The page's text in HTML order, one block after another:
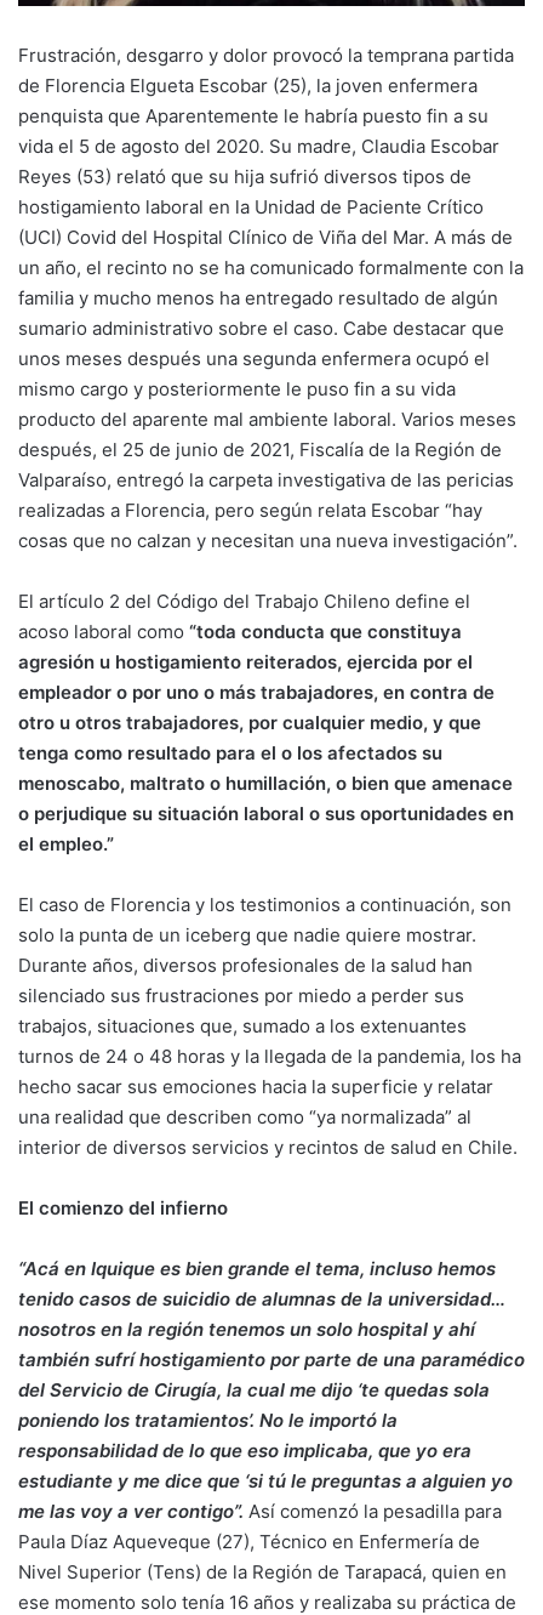
Frustración, desgarro y dolor provocó la temprana partida
de Florencia Elgueta Escobar (25), la joven enfermera
penquista que Aparentemente le habría puesto fin a su
vida el 5 de agosto del 2020. Su madre, Claudia Escobar
Reyes (53) relató que su hija sufrió diversos tipos de
hostigamiento laboral en la Unidad de Paciente Crítico
(UCI) Covid del Hospital Clínico de Viña del Mar. A más de
un año, el recinto no se ha comunicado formalmente con la
familia y mucho menos ha entregado resultado de algún
sumario administrativo sobre el caso. Cabe destacar que
unos meses después una segunda enfermera ocupó el
mismo cargo y posteriormente le puso fin a su vida
producto del aparente mal ambiente laboral. Varios meses
después, el 25 de junio de 2021, Fiscalía de la Región de
Valparaíso, entregó la carpeta investigativa de las pericias
realizadas a Florencia, pero según relata Escobar “hay
cosas que no calzan y necesitan una nueva investigación”.
El artículo 2 del Código del Trabajo Chileno define el
acoso laboral como “toda conducta que constituya
agresión u hostigamiento reiterados, ejercida por el
empleador o por uno o más trabajadores, en contra de
otro u otros trabajadores, por cualquier medio, y que
tenga como resultado para el o los afectados su
menoscabo, maltrato o humillación, o bien que amenace
o perjudique su situación laboral o sus oportunidades en
el empleo.”
El caso de Florencia y los testimonios a continuación, son
solo la punta de un iceberg que nadie quiere mostrar.
Durante años, diversos profesionales de la salud han
silenciado sus frustraciones por miedo a perder sus
trabajos, situaciones que, sumado a los extenuantes
turnos de 24 o 48 horas y la llegada de la pandemia, los ha
hecho sacar sus emociones hacia la superficie y relatar
una realidad que describen como “ya normalizada” al
interior de diversos servicios y recintos de salud en Chile.
El comienzo del infierno
“Acá en Iquique es bien grande el tema, incluso hemos
tenido casos de suicidio de alumnas de la universidad…
nosotros en la región tenemos un solo hospital y ahí
también sufrí hostigamiento por parte de una paramédico
del Servicio de Cirugía, la cual me dijo ‘te quedas sola
poniendo los tratamientos’. No le importó la
responsabilidad de lo que eso implicaba, que yo era
estudiante y me dice que ‘si tú le preguntas a alguien yo
me las voy a ver contigo”. Así comenzó la pesadilla para
Paula Díaz Aqueveque (27), Técnico en Enfermería de
Nivel Superior (Tens) de la Región de Tarapacá, quien en
ese momento solo tenía 16 años y realizaba su práctica de